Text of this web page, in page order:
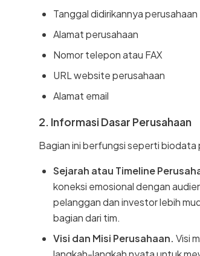
Tanggal didirikannya perusahaan
Alamat perusahaan
Nomor telepon atau FAX
URL website perusahaan
Alamat email
2. Informasi Dasar Perusahaan
Bagian ini berfungsi seperti biodata
Sejarah atau Timeline
koneksi emosional dengan
pelanggan dan investor lebih
bagian dari tim.
Visi dan Misi Perusahaan. Visi